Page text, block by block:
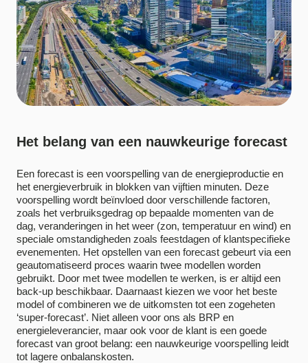
Het belang van een nauwkeurige forecast
Een forecast is een voorspelling van de energieproductie en
het energieverbruik in blokken van vijftien minuten. Deze
voorspelling wordt beïnvloed door verschillende factoren,
zoals het verbruiksgedrag op bepaalde momenten van de
dag, veranderingen in het weer (zon, temperatuur en wind) en
speciale omstandigheden zoals feestdagen of klantspecifieke
evenementen. Het opstellen van een forecast gebeurt via een
geautomatiseerd proces waarin twee modellen worden
gebruikt. Door met twee modellen te werken, is er altijd een
back-up beschikbaar. Daarnaast kiezen we voor het beste
model of combineren we de uitkomsten tot een zogeheten
‘super-forecast’. Niet alleen voor ons als BRP en
energieleverancier, maar ook voor de klant is een goede
forecast van groot belang: een nauwkeurige voorspelling leidt
tot lagere onbalanskosten.